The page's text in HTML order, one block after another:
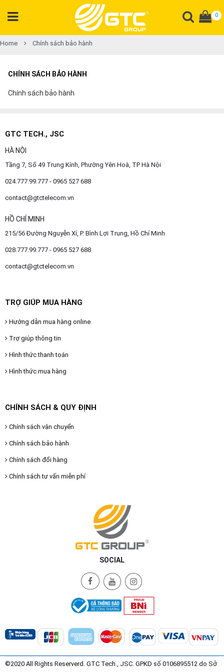
0
Home Chính sách bảo hành
CHÍNH SÁCH BẢO HÀNH
Chính sách bảo hành
GTC TECH., JSC
HÀ NỘI
Tầng 7, Số 49 Trung Kính, Phường Yên Hoà, TP Hà Nội
024.777.99.777 - 0965 527 688
contact@gtctelecom.vn
HỒ CHÍ MINH
215/56 Đường Nguyễn Xí, P. Bình Lợi Trung, Hồ Chí Minh
028.777.99.777 - 0965 527 688
contact@gtctelecom.vn
TRỢ GIÚP MUA HÀNG
Hướng dẫn mua hàng online
Trợ giúp thông tin
Hình thức thanh toán
Hình thức mua hàng
CHÍNH SÁCH & QUY ĐỊNH
Chính sách vận chuyển
Chính sách bảo hành
Chính sách đổi hàng
Chính sách tư vấn miễn phí
SOCIAL
©2020 All Rights Reserverd. GTC Tech., JSC. GPKD số 0106895512 do Sở
CATEGORY
Tổng
nghe
Gateway
nghị
SP
OTHOR
CATEGORY
Solution
Support
Contact
Giới
LANGUAGE
việt